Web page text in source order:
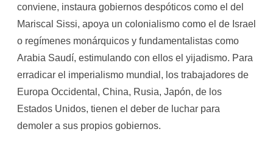
conviene, instaura gobiernos despóticos como el del
Mariscal Sissi, apoya un colonialismo como el de Israel
o regímenes monárquicos y fundamentalistas como
Arabia Saudí, estimulando con ellos el yijadismo. Para
erradicar el imperialismo mundial, los trabajadores de
Europa Occidental, China, Rusia, Japón, de los
Estados Unidos, tienen el deber de luchar para
demoler a sus propios gobiernos.